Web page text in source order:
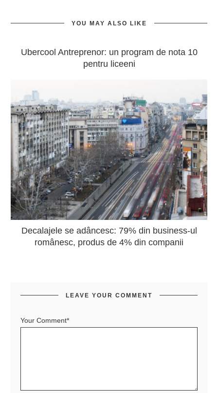
YOU MAY ALSO LIKE
Ubercool Antreprenor: un program de nota 10
pentru liceeni
Decalajele se adâncesc: 79% din business-ul
românesc, produs de 4% din companii
LEAVE YOUR COMMENT
Your Comment*